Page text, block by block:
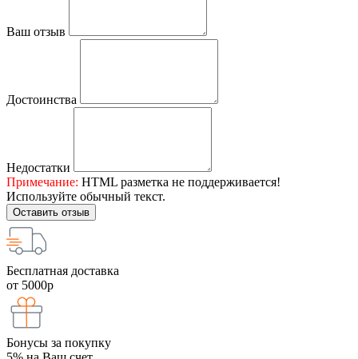
Ваш отзыв
Достоинства
Недостатки
Примечание: HTML разметка не поддерживается!
Используйте обычный текст.
Оставить отзыв
Бесплатная доставка
от 5000р
Бонусы за покупку